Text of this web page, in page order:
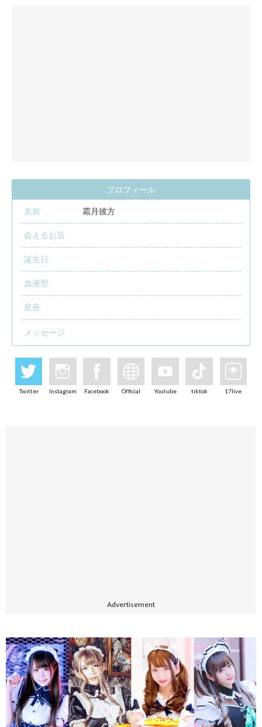
プロフィール
名前 霜月彼方
会えるお店
誕生日
血液型
星座
メッセージ
Twitter Instagram Facebook Official Youtube tiktok 17live
Advertisement